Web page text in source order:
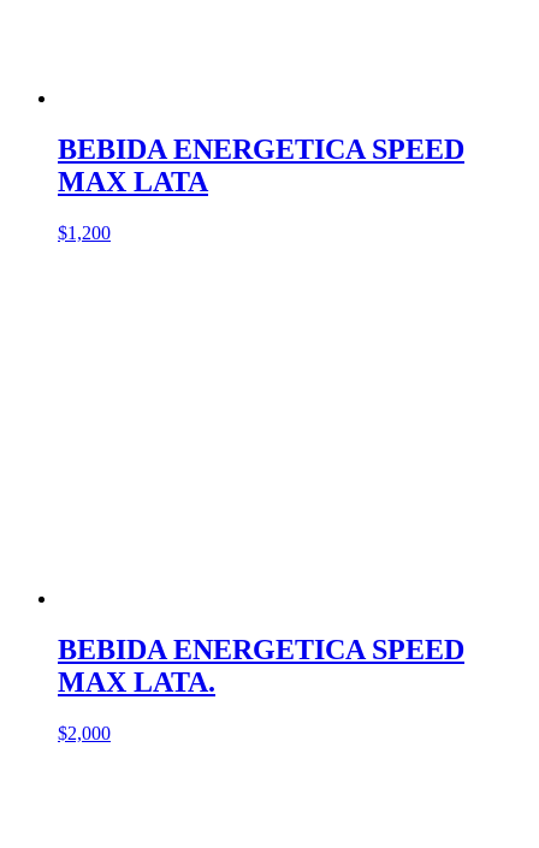
BEBIDA ENERGETICA SPEED
MAX LATA
$1,200
BEBIDA ENERGETICA SPEED
MAX LATA.
$2,000